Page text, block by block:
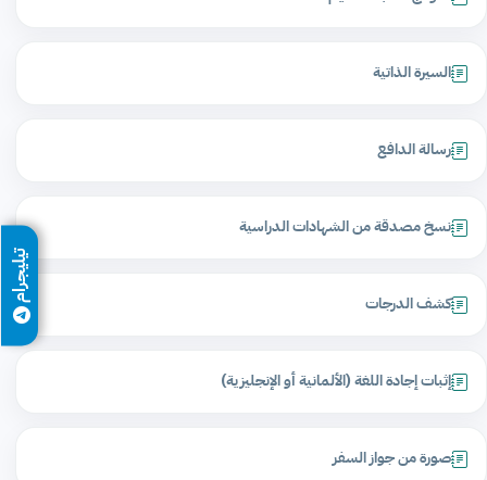
السيرة الذاتية
رسالة الدافع
نسخ مصدقة من الشهادات الدراسية
كشف الدرجات
إثبات إجادة اللغة (الألمانية أو الإنجليزية)
صورة من جواز السفر
تيليجرام